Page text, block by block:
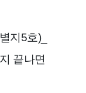
지5호)_
끝나면